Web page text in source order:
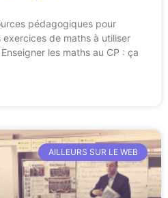
pédagogiques pour
exercices de maths à utiliser
les maths au CP : ça
AILLEURS SUR LE WEB